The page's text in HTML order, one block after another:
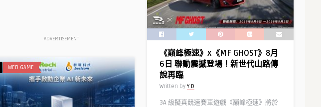
ADVERTISEMENT
《巔峰極速》x《MF GHOST》8月
6日 聯動震撼登場！新世代山路傳
說再臨
Written by Y D
3A 級擬真競速賽車遊戲《巔峰極速》將於
WEB GAME